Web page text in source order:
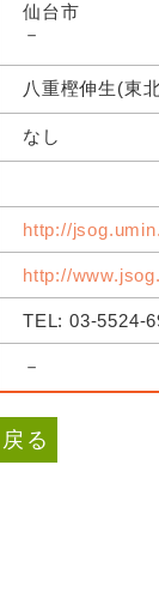
仙台市
－
八重樫伸生(東
なし
http://
http://
TEL: 03-5524-
－
る